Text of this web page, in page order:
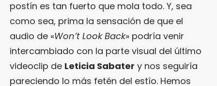
postín es tan fuerto que mola todo. Y, sea
como sea, prima la sensación de que el
audio de «Won’t Look Back» podría venir
intercambiado con la parte visual del último
videoclip de Leticia Sabater y nos seguiría
pareciendo lo más fetén del estío. Hemos